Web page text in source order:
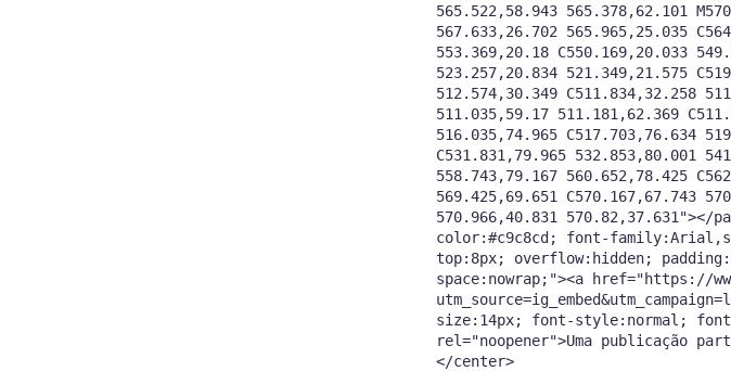
565.522,58.943 565.378,62.101
567.633,26.702 565.965,25.035
553.369,20.18 C550.169,20.033
523.257,20.834 521.349,21.575
512.574,30.349 C511.834,32.258
511.035,59.17 511.181,62.369
516.035,74.965 C517.703,76.634
C531.831,79.965 532.853,80.001
558.743,79.167 560.652,78.425
569.425,69.651 C570.167,67.743
570.966,40.831 570.82,37.631"></
color:#c9c8cd; font-
top:8px; overflow:hidden;
space:nowrap;"><a href="https://
size:14px; font-style:normal;
rel="noopener">Uma publicação
</center>